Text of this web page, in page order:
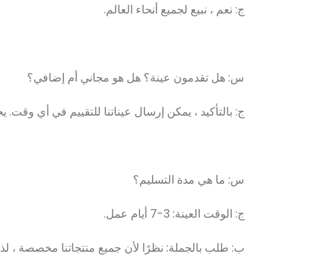
ج: نعم ، نبيع لجميع أنحاء العالم.
س: هل تقدمون عينة؟ هل هو مجاني أم إضافي؟
ج: بالتأكيد ، يمكن إرسال عيناتنا للتقييم في أي وقت.
س: ما هي مدة التسليم؟
ج: الوقت العينة: 3-7 أيام عمل.
ب: طلب بالجملة: نظرًا لأن جميع منتجاتنا مخصصة ، لذلك